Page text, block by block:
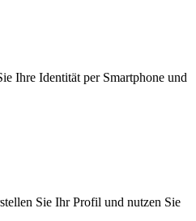
Ihre Identität per Smartphone und
Sie Ihr Profil und nutzen Sie